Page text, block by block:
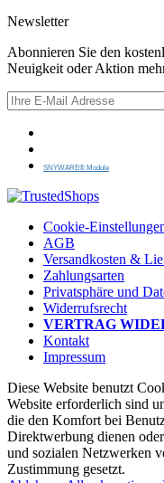
Newsletter
Abonnieren Sie den
Neuigkeit oder Aktion
SNYWARE® Module
Cookie-
AGB
Versandkosten &
Zahlungsarten
Privatsphäre und
Widerrufsrecht
VERTRAG
Kontakt
Impressum
Diese Website benutzt
Website erforderlich sind
die den Komfort bei
Direktwerbung dienen
und sozialen Netzwerken
Zustimmung gesetzt.